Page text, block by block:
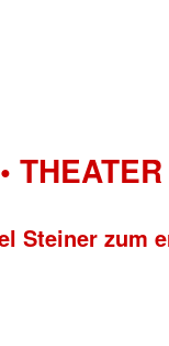
THEATER
Steiner zum